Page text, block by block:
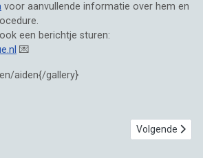
voor aanvullende informatie over hem en
een berichtje sturen:
💌
aiden{/gallery}
de (senior) asielhonden van Elisa's privé
Volgende
Volgende